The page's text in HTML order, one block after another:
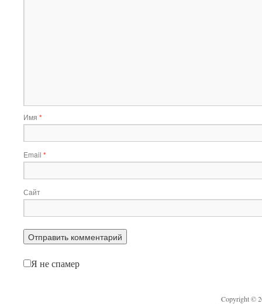
Имя *
Email *
Сайт
Я не спамер
Copyright ©